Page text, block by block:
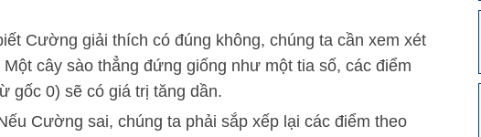
Cường giải thích có đúng không, chúng ta cần xem xét
cây sào thẳng đứng giống như một tia số, các điểm
gốc 0) sẽ có giá trị tăng dần.
Cường sai, chúng ta phải sắp xếp lại các điểm theo